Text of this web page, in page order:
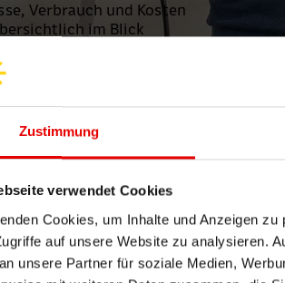
Zustimmung
verwendet Cookies
Cookies, um Inhalte und Anzeigen
auf unsere Website zu analysieren.
unsere Partner für soziale Medien,
Verbrauch und Kosten
im Blick
Ihr Strom
Energiemanagement steuert
die Wärmepumpe oder in den